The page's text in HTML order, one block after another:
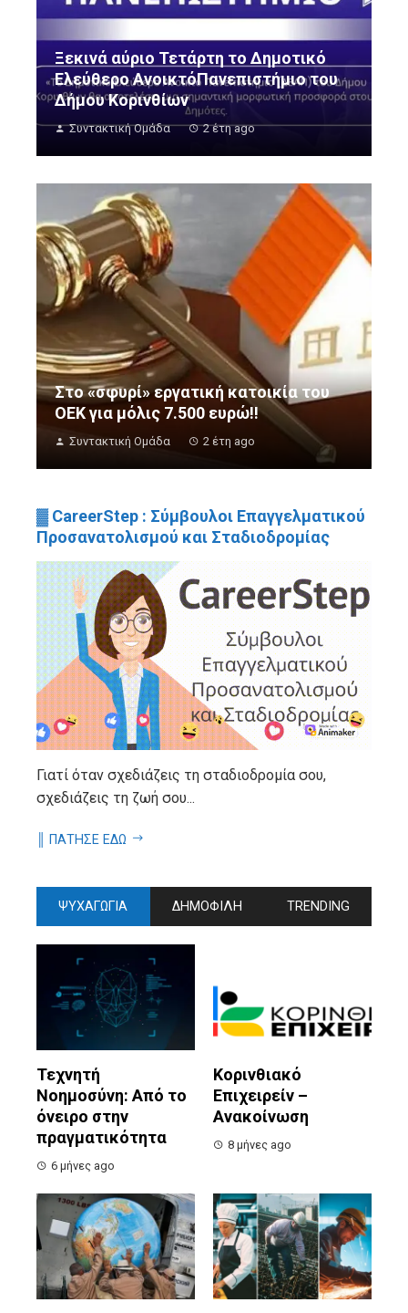
Ξεκινά αύριο Τετάρτη το Δημοτικό
Ελεύθερο ΑνοικτόΠανεπιστήμιο του
Δήμου Κορινθίων
Συντακτική Ομάδα 2 έτη ago
Στο «σφυρί» εργατική κατοικία του
ΟΕΚ για μόλις 7.500 ευρώ!!
Συντακτική Ομάδα 2 έτη ago
▓ CareerStep : Σύμβουλοι Επαγγελματικού
Προσανατολισμού και Σταδιοδρομίας
Γιατί όταν σχεδιάζεις τη σταδιοδρομία σου,
σχεδιάζεις τη ζωή σου...
║ ΠΑΤΗΣΕ ΕΔΩ
ΨΥΧΑΓΩΓΙΑ ΔΗΜΟΦΙΛΗ TRENDING
Τεχνητή
Νοημοσύνη: Από το
όνειρο στην
πραγματικότητα
6 μήνες ago
Κορινθιακό
Επιχειρείν –
Ανακοίνωση
8 μήνες ago